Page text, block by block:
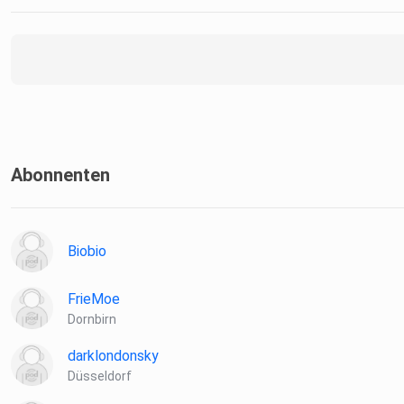
Abonnenten
Biobio
FrieMoe
Dornbirn
darklondonsky
Düsseldorf